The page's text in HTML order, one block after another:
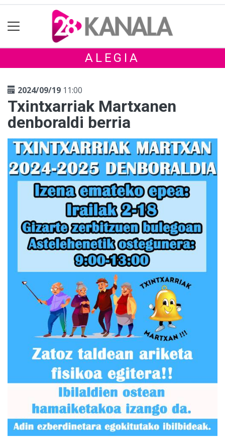
ALEGIA
2024/09/19 11:00
Txintxarriak Martxanen
denboraldi berria